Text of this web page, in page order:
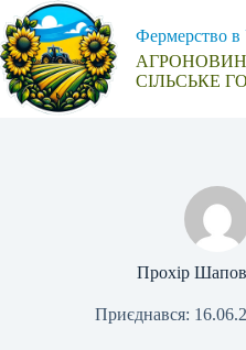
Перейти
до
вмісту
Фермерство в
СІЛЬСЬКЕ
Прохір
Приєднався: